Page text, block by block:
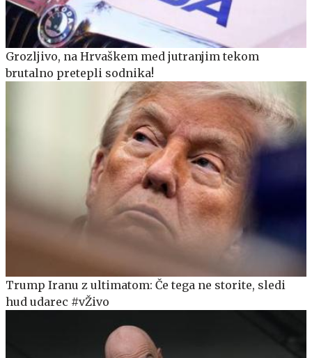
Grozljivo, na Hrvaškem med jutranjim tekom
brutalno pretepli sodnika!
Trump Iranu z ultimatom: Če tega ne storite, sledi
hud udarec #vŽivo